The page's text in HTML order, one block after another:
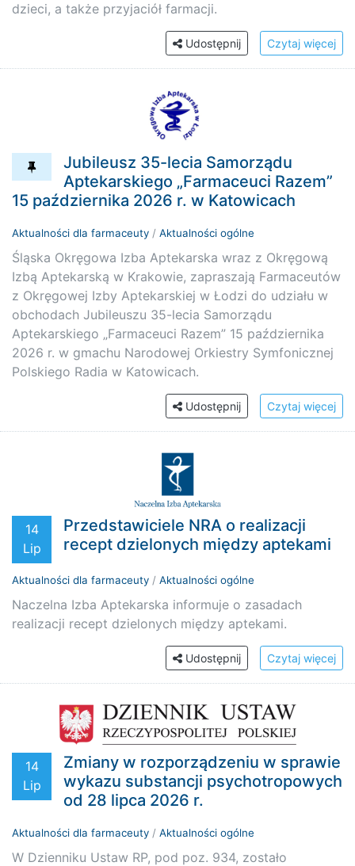
dzieci, a także przyjaciół farmacji.
Udostępnij Czytaj więcej
Jubileusz 35-lecia Samorządu
Aptekarskiego „Farmaceuci Razem”
15 października 2026 r. w Katowicach
Aktualności dla farmaceuty / Aktualności ogólne
Śląska Okręgowa Izba Aptekarska wraz z Okręgową
Izbą Aptekarską w Krakowie, zapraszają Farmaceutów
z Okręgowej Izby Aptekarskiej w Łodzi do udziału w
obchodach Jubileuszu 35-lecia Samorządu
Aptekarskiego „Farmaceuci Razem” 15 października
2026 r. w gmachu Narodowej Orkiestry Symfonicznej
Polskiego Radia w Katowicach.
Udostępnij Czytaj więcej
14
Lip
Przedstawiciele NRA o realizacji
recept dzielonych między aptekami
Aktualności dla farmaceuty / Aktualności ogólne
Naczelna Izba Aptekarska informuje o zasadach
realizacji recept dzielonych między aptekami.
Udostępnij Czytaj więcej
14
Lip
Zmiany w rozporządzeniu w sprawie
wykazu substancji psychotropowych
od 28 lipca 2026 r.
Aktualności dla farmaceuty / Aktualności ogólne
W Dzienniku Ustaw RP, pod poz. 934, zostało